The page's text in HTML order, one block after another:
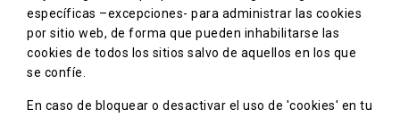
específicas –excepciones- para administrar las cookies
por sitio web, de forma que pueden inhabilitarse las
cookies de todos los sitios salvo de aquellos en los que
se confíe.
En caso de bloquear o desactivar el uso de 'cookies' en tu